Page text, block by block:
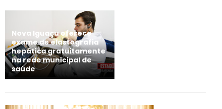
Nova Iguaçu oferece
exame de elastografia
hepática gratuitamente
na rede municipal de
saúde